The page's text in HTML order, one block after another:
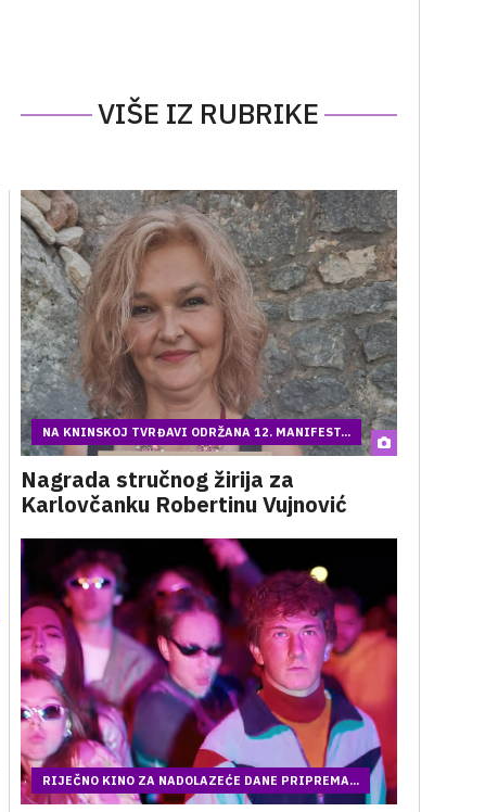
VIŠE IZ RUBRIKE
NA KNINSKOJ TVRĐAVI ODRŽANA 12. MANIFEST...
Nagrada stručnog žirija za
Karlovčanku Robertinu Vujnović
RIJEČNO KINO ZA NADOLAZEĆE DANE PRIPREMA...